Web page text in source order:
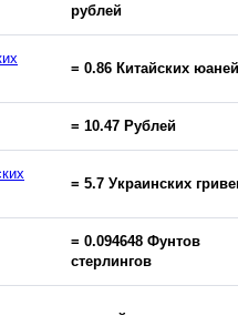
рублей
= 0.86 Китайских юаней
= 10.47 Рублей
= 5.7 Украинских
= 0.094648 Фунтов
стерлингов